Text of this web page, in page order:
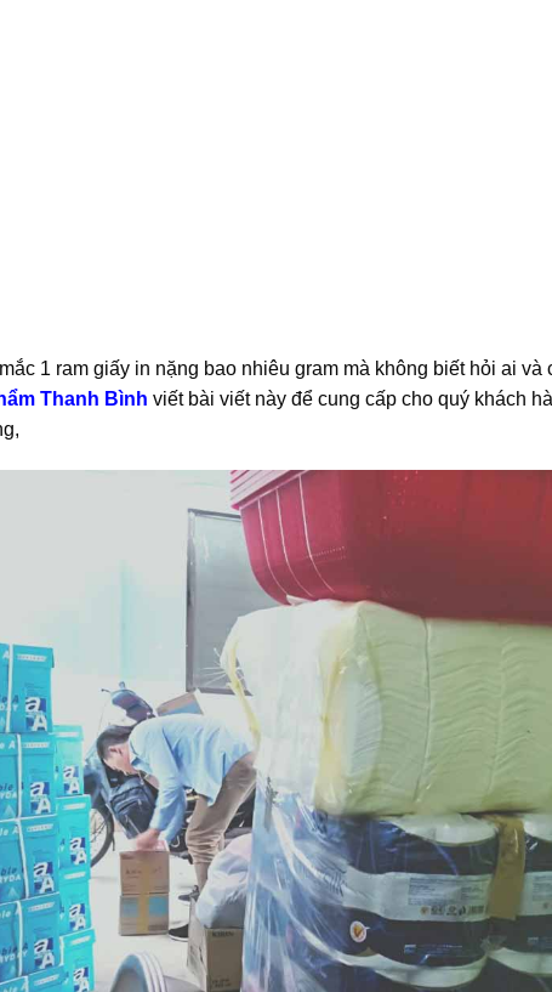
1 ram giấy in nặng bao nhiêu gram mà không biết hỏi ai
Thanh Bình viết bài viết này để cung cấp cho quý khách